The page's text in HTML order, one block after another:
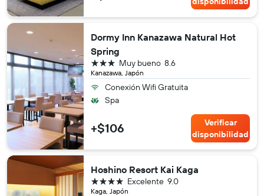
Dormy Inn Kanazawa Natural Hot
Spring
Kanazawa, Japón
8.6
Muy bueno
3 estrellas
Conexión Wifi Gratuita
Spa
+$106
Verificar
disponibilidad
Hoshino Resort Kai Kaga
Kaga, Japón
9.0
Excelente
4 estrellas